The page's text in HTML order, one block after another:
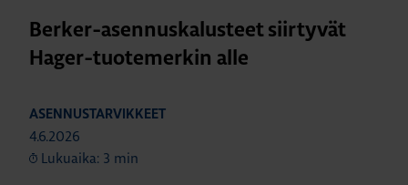
Berker-asennuskalusteet siirtyvät
Hager-tuotemerkin alle
ASENNUSTARVIKKEET
4.6.2026
Lukuaika: 3 min